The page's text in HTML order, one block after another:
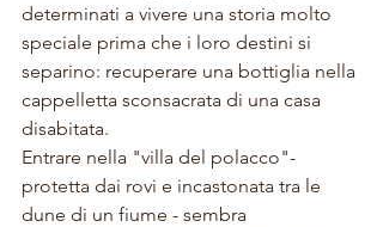
determinati a vivere una storia molto
speciale prima che i loro destini si
separino: recuperare una bottiglia nella
cappelletta sconsacrata di una casa
disabitata.
Entrare nella "villa del polacco"-
protetta dai rovi e incastonata tra le
dune di un fiume - sembra